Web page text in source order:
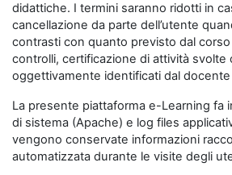
didattiche. I termini saranno ridotti in
cancellazione da parte dell’utente
contrasti con quanto previsto dal
controlli, certificazione di attività svolte
oggettivamente identificati dal
La presente piattaforma e-Learning fa
di sistema (Apache) e log files
vengono conservate informazioni
automatizzata durante le visite degli